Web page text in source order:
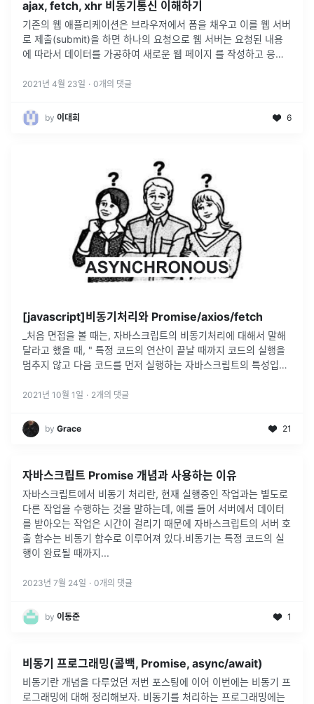
ajax, fetch, xhr 비동기통신 이해하기
기존의 웹 애플리케이션은 브라우저에서 폼을 채우고 이를 웹 서버
로 제출(submit)을 하면 하나의 요청으로 웹 서버는 요청된 내용
에 따라서 데이터를 가공하여 새로운 웹 페이지 를 작성하고 응답
2021년 4월 23일 · 0개의 댓글
by 이대희 6
[javascript]비동기처리와 Promise/axios/fetch
_처음 면접을 볼 때는, 자바스크립트의 비동기처리에 대해서 말해
달라고 했을 때, " 특정 코드의 연산이 끝날 때까지 코드의 실행을
멈추지 않고 다음 코드를 먼저 실행하는 자바스크립트의 특성입니
만 알고...
2021년 10월 1일 · 2개의 댓글
by Grace 21
자바스크립트 Promise 개념과 사용하는 이유
자바스크립트에서 비동기 처리란, 현재 실행중인 작업과는 별도로
다른 작업을 수행하는 것을 말하는데, 예를 들어 서버에서 데이터
를 받아오는 작업은 시간이 걸리기 때문에 자바스크립트의 서버 호
출 함수는 비동기 함수로 이루어져 있다.비동기는 특정 코드의 실
행이 완료될 때까지...
2023년 7월 24일 · 0개의 댓글
by 이동준 1
비동기 프로그래밍(콜백, Promise, async/await)
비동기란 개념을 다루었던 저번 포스팅에 이어 이번에는 비동기 프
로그래밍에 대해 정리해보자. 비동기를 처리하는 프로그래밍에는